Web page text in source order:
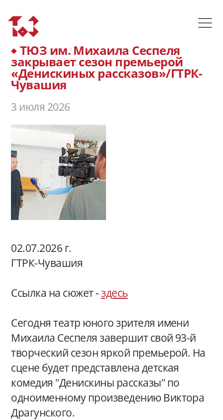
ТЮЗ им. Михаила Сеспеля
закрывает сезон премьерой
«Денискиных рассказов»/ГТРК-
Чувашия
3 июля 2026
02.07.2026 г.
ГТРК-Чувашия
Ссылка на сюжет -здесь
Сегодня театр юного зрителя имени
Михаила Сеспеля завершит свой 93-й
творческий сезон яркой премьерой. На
сцене будет представлена детская
комедия "Денискины рассказы" по
одноименному произведению Виктора
Драгунского.